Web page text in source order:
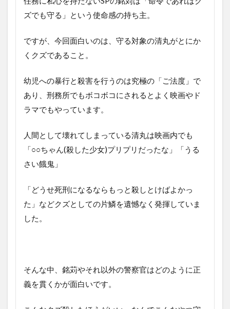
ズでも守る」という使命感の持ち主。
ですが、今回面白いのは、守る対象の清丸がとにか
くクズであること。
幼児への暴行と殺害を行うのは究極の「ご法度」で
あり、刑務所でもボコボコにされるとよく映画やド
ラマでもやっています。
人間として壊れてしまっている清丸は映画内でも
「○○ちゃん (殺した少女)プリプリだったな」「うる
さい餓鬼」
「どうせ死刑になるならもっと殺しとけばよかっ
た」などクズとしての片鱗を遺憾なく発揮していま
した。
そんな中、銘苅やそれ以外の警察官はどのように正
義を貫くかが面白いです。